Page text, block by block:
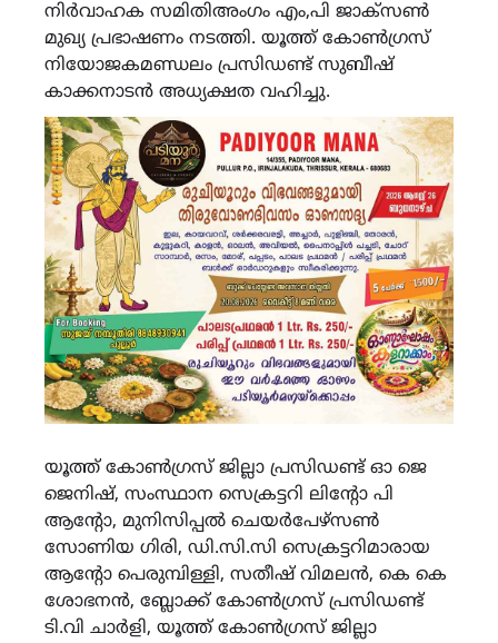
നിർവാഹക സമിതിഅംഗം എം,പി ജാക്സൺ
മുഖ്യ പ്രഭാഷണം നടത്തി. യൂത്ത് കോൺഗ്രസ്
നിയോജകമണ്ഡലം പ്രസിഡണ്ട് സുബീഷ്
കാക്കനാടൻ അധ്യക്ഷത വഹിച്ചു.
യൂത്ത് കോൺഗ്രസ് ജില്ലാ പ്രസിഡണ്ട് ഓ ജെ
ജെനിഷ്, സംസ്ഥാന സെക്രട്ടറി ലിന്റോ പി
ആന്റോ, മുനിസിപ്പൽ ചെയർപേഴ്സൺ
സോണിയ ഗിരി, ഡി.സി.സി സെക്രട്ടറിമാരായ
ആന്റോ പെരുമ്പിള്ളി, സതീഷ് വിമലൻ, കെ കെ
ശോഭനൻ, ബ്ലോക്ക് കോൺഗ്രസ് പ്രസിഡണ്ട്
ടി.വി ചാർളി, യൂത്ത് കോൺഗ്രസ് ജില്ലാ